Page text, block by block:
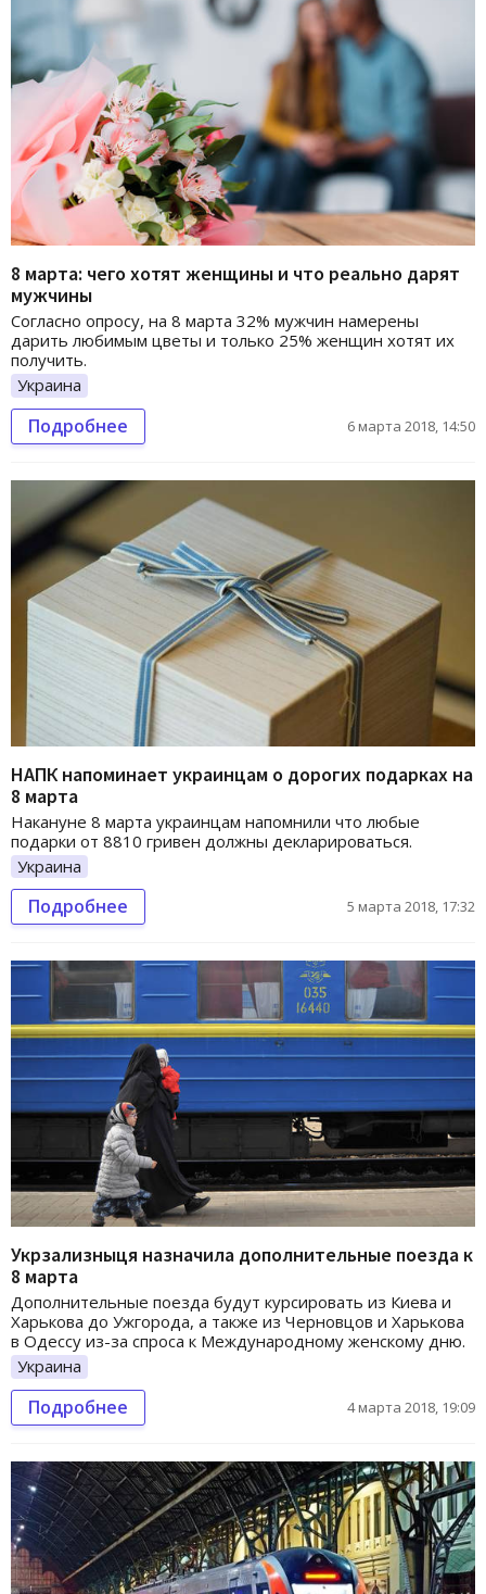
8 марта: чего хотят женщины и что реально дарят
мужчины
Согласно опросу, на 8 марта 32% мужчин намерены
дарить любимым цветы и только 25% женщин хотят их
получить.
Украина
Подробнее 6 марта 2018, 14:50
НАПК напоминает украинцам о дорогих подарках на
8 марта
Накануне 8 марта украинцам напомнили что любые
подарки от 8810 гривен должны декларироваться.
Украина
Подробнее 5 марта 2018, 17:32
Укрзализныця назначила дополнительные поезда к
8 марта
Дополнительные поезда будут курсировать из Киева и
Харькова до Ужгорода, а также из Черновцов и Харькова
в Одессу из-за спроса к Международному женскому дню.
Украина
Подробнее 4 марта 2018, 19:09